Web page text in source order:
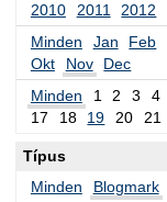
2010
2011 2012
Minden
Jan Feb
Okt
Nov
Dec
Minden
1 2 3 4
17
18 19 20 21
Típus
Minden
Blogmark